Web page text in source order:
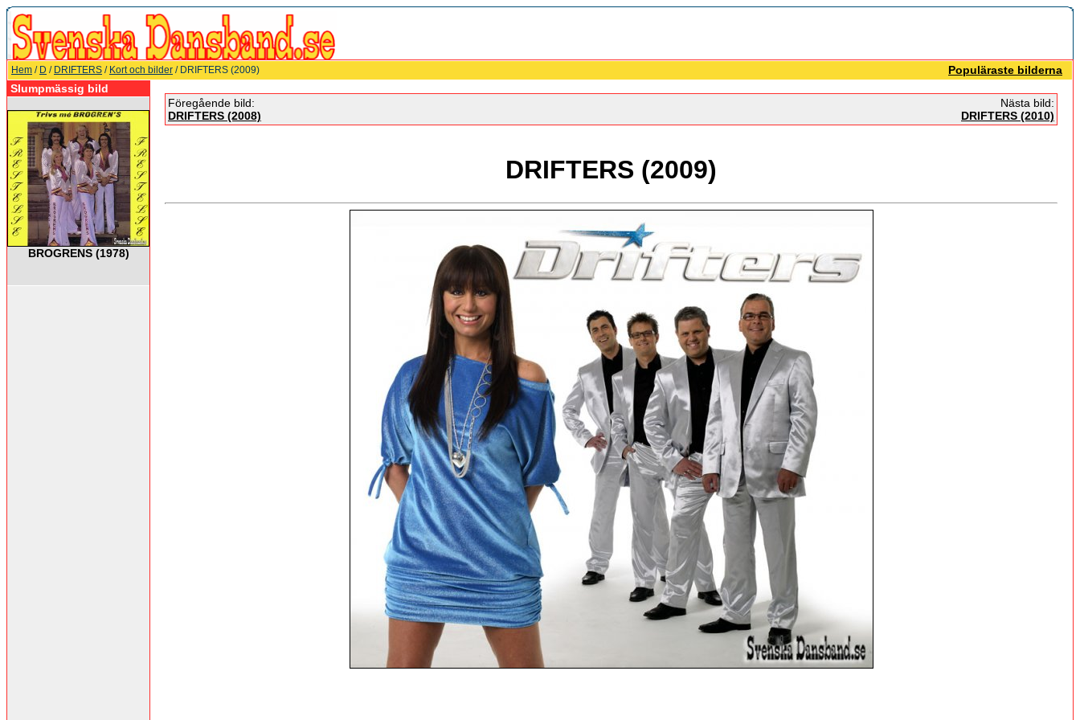
Hem / D / DRIFTERS / Kort och bilder / DRIFTERS (2009)
Populäraste bilderna
Slumpmässig bild
BROGRENS (1978)
Föregående bild:
DRIFTERS (2008)
Nästa bild:
DRIFTERS (2010)
DRIFTERS (2009)